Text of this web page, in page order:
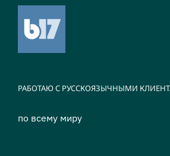
РАБОТАЮ С РУССКОЯЗЫЧНЫМИ
по всему миру